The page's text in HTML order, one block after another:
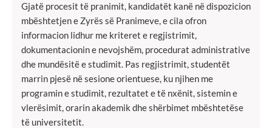
Gjatë procesit të pranimit, kandidatët kanë në dispozicion
mbështetjen e Zyrës së Pranimeve, e cila ofron
informacion lidhur me kriteret e regjistrimit,
dokumentacionin e nevojshëm, procedurat administrative
dhe mundësitë e studimit. Pas regjistrimit, studentët
marrin pjesë në sesione orientuese, ku njihen me
programin e studimit, rezultatet e të nxënit, sistemin e
vlerësimit, orarin akademik dhe shërbimet mbështetëse
të universitetit.